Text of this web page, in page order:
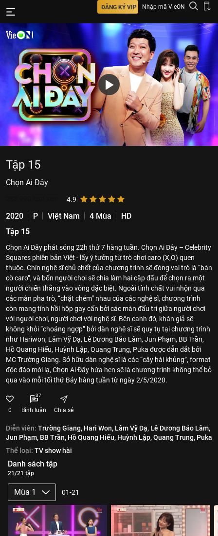
ĐĂNG KÝ VIP Nhập mã VieON
Tập 15
Chọn Ai Đây
4.9
2020 P Việt Nam 4 Mùa
HD
Tập 15
Chọn Ai Đây phát sóng 22h thứ 7 hàng tuần. Chọn Ai Đây – Celebrity
Squares phiên bản Việt - lấy ý tưởng từ trò chơi caro (X,O) quen
thuộc. Chín nghệ sĩ chủ chốt của chương trình sẽ đóng vai trò là “bàn
cờ caro”, và bốn người chơi sẽ chia làm hai cặp đấu để chọn ra một
người chiến thắng vào vòng đặc biệt. Ngoài tính chất vui nhộn qua
các màn pha trò, “chặt chém” nhau của các nghệ sĩ, chương trình
còn mang tính hồi hộp gay cấn bởi các màn đấu trí giữa người chơi
với người chơi, người chơi với nghệ sĩ. Bên cạnh đó, khán giả sẽ
không khỏi “choáng ngợp” bởi dàn nghệ sĩ sẽ quy tụ tại chương trình
như Hariwon, Lâm Vỹ Dạ, Lê Dương Bảo Lâm, Jun Phạm, BB Trần,
Hồ Quang Hiếu, Huỳnh Lập, Quang Trung, Puka được dẫn dắt bởi
MC Trường Giang. Sở hữu dàn nghệ sĩ là các “cây hài khủng”, format
độc đáo mới lạ, Chọn Ai Đây hứa hẹn sẽ là chương trình không thể bỏ
qua vào mỗi tối thứ Bảy hàng tuần từ ngày 2/5/2020.
0
37
Bình luận Chia sẻ
Diễn viên: Trường Giang, Hari Won, Lâm Vỹ Dạ, Lê Dương Bảo Lâm,
Jun Phạm, BB Trần, Hồ Quang Hiếu, Huỳnh Lập,Quang Trung, Puka
Thể loại: TV show hài
Danh sách tập
21/21 tập
Mùa 1 01-21